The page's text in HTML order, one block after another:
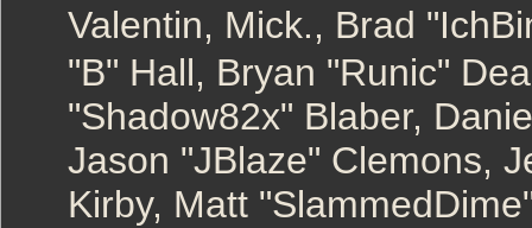
Valentin, Mick., Brad
"B" Hall, Bryan "Runic"
"Shadow82x" Blaber,
Jason "JBlaze" Clemons,
Kirby, Matt